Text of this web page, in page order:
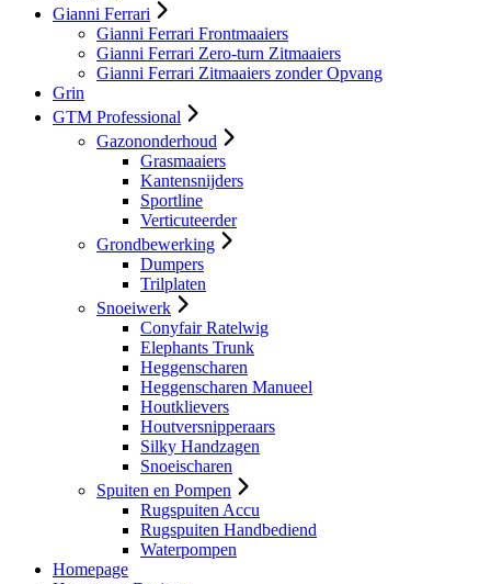
Gianni Ferrari
Gianni Ferrari Frontmaaiers
Gianni Ferrari Zero-turn Zitmaaiers
Gianni Ferrari Zitmaaiers zonder Opvang
Grin
GTM Professional
Gazononderhoud
Grasmaaiers
Kantensnijders
Sportline
Verticuteerder
Grondbewerking
Dumpers
Trilplaten
Snoeiwerk
Conyfair Ratelwig
Elephants Trunk
Heggenscharen
Heggenscharen Manueel
Houtklievers
Houtversnipperaars
Silky Handzagen
Snoeischaren
Spuiten en Pompen
Rugspuiten Accu
Rugspuiten Handbediend
Waterpompen
Homepage